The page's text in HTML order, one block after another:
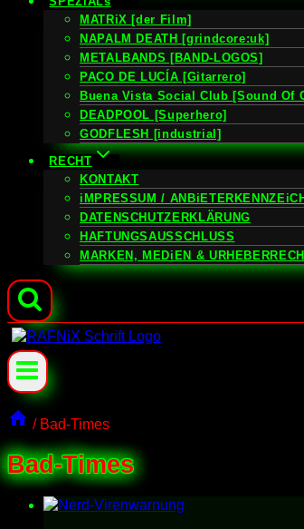
MATRiX [der Film]
NAPALM DEATH [grindcore:uk]
METALBANDS [BAND-LOGOS]
PACO DE LUCÍA [Gitarrero]
Buena Vista Social Club [Sound Of
DEADPOOL [Superhero]
GODFLESH [industrial]
RECHT
KONTAKT
iMPRESSUM /
DATENSCHUTZERKLÄRUNG
HAFTUNGSAUSSCHLUSS
MARKEN, MEDiEN &
/ Bad-Times
Bad-Times